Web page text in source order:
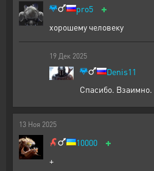
pro5 +
хорошему человеку
19 Дек 2025
Denis11
Спасибо. Взаимно.
13 Ноя 2025
10000 +
+